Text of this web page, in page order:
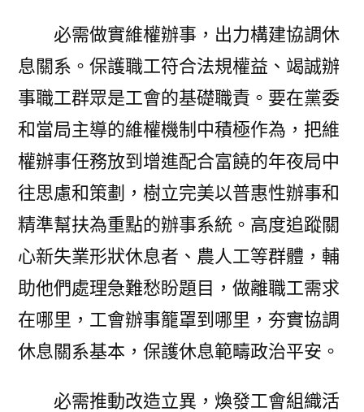
必需做實維權辦事，出力構建協調休
息關系。保護職工符合法規權益、竭誠辦
事職工群眾是工會的基礎職責。要在黨委
和當局主導的維權機制中積極作為，把維
權辦事任務放到增進配合富饒的年夜局中
往思慮和策劃，樹立完美以普惠性辦事和
精準幫扶為重點的辦事系統。高度追蹤關
心新失業形狀休息者、農人工等群體，輔
助他們處理急難愁盼題目，做離職工需求
在哪里，工會辦事籠罩到哪里，夯實協調
休息關系基本，保護休息範疇政治平安。
必需推動改造立異，煥發工會組織活